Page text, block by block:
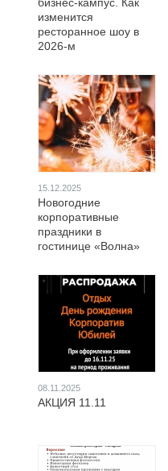
изменится
ресторанное шоу в
2026-м
15.12.2025
Новогодние
корпоративные
праздники в
гостинице «Волна»
08.11.2025
АКЦИЯ 11.11